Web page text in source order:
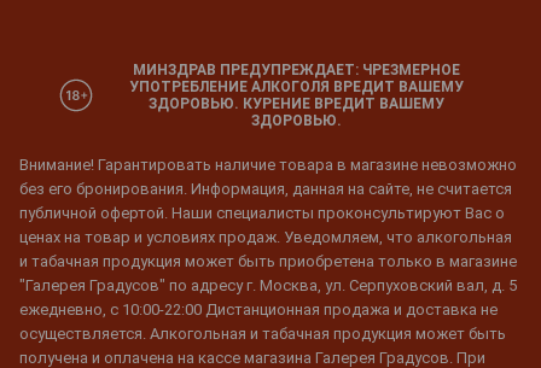
МИНЗДРАВ ПРЕДУПРЕЖДАЕТ: ЧРЕЗМЕРНОЕ
УПОТРЕБЛЕНИЕ АЛКОГОЛЯ ВРЕДИТ ВАШЕМУ
ЗДОРОВЬЮ. КУРЕНИЕ ВРЕДИТ ВАШЕМУ
ЗДОРОВЬЮ.
Внимание! Гарантировать наличие товара в магазине невозможно
без его бронирования. Информация, данная на сайте, не считается
публичной офертой. Наши специалисты проконсультируют Вас о
ценах на товар и условиях продаж. Уведомляем, что алкогольная
и табачная продукция может быть приобретена только в магазине
"Галерея Градусов" по адресу г. Москва, ул. Серпуховский вал, д. 5
ежедневно, с 10:00-22:00 Дистанционная продажа и доставка не
осуществляется. Алкогольная и табачная продукция может быть
получена и оплачена на кассе магазина Галерея Градусов. При